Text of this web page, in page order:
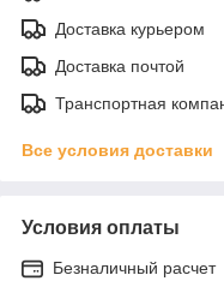
Доставка курьером
Доставка почтой
Транспортная
Все условия доставки
Условия оплаты
Безналичный расчет